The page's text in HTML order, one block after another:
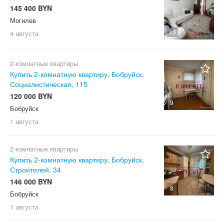
13
145 400 BYN
Могилев
4 августа
9
2-комнатные квартиры
Купить 2-комнатную квартиру, Бобруйск,
Социалистическая, 115
120 000 BYN
Бобруйск
1 августа
8
2-комнатные квартиры
Купить 2-комнатную квартиру, Бобруйск,
Строителей, 34
146 000 BYN
Бобруйск
1 августа